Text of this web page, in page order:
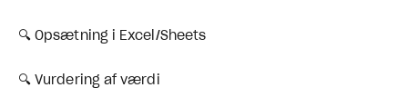
🔍 Opsætning i Excel/Sheets
🔍 Vurdering af værdi